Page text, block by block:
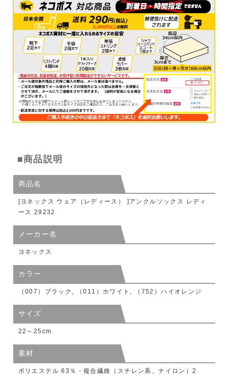
■商品説明
商品名
[ヨネックス ウェア（レディース） ]アンクルソックス レディ
ース 29232
メーカー名
ヨネックス
カラー
（007）ブラック, （011）ホワイト, （752）ハイオレンジ
サイズ
22～25cm
素材
ポリエステル 63％・複合繊維（スチレン系、ナイロン）2